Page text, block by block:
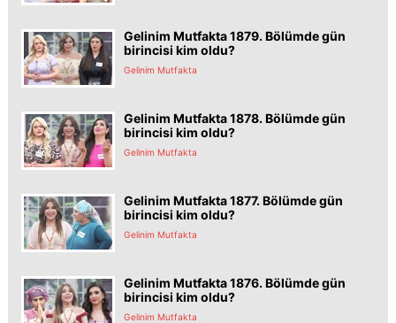
Gelinim Mutfakta 1879. Bölümde gün
birincisi kim oldu?
Gelinim Mutfakta
Gelinim Mutfakta 1878. Bölümde gün
birincisi kim oldu?
Gelinim Mutfakta
Gelinim Mutfakta 1877. Bölümde gün
birincisi kim oldu?
Gelinim Mutfakta
Gelinim Mutfakta 1876. Bölümde gün
birincisi kim oldu?
Gelinim Mutfakta